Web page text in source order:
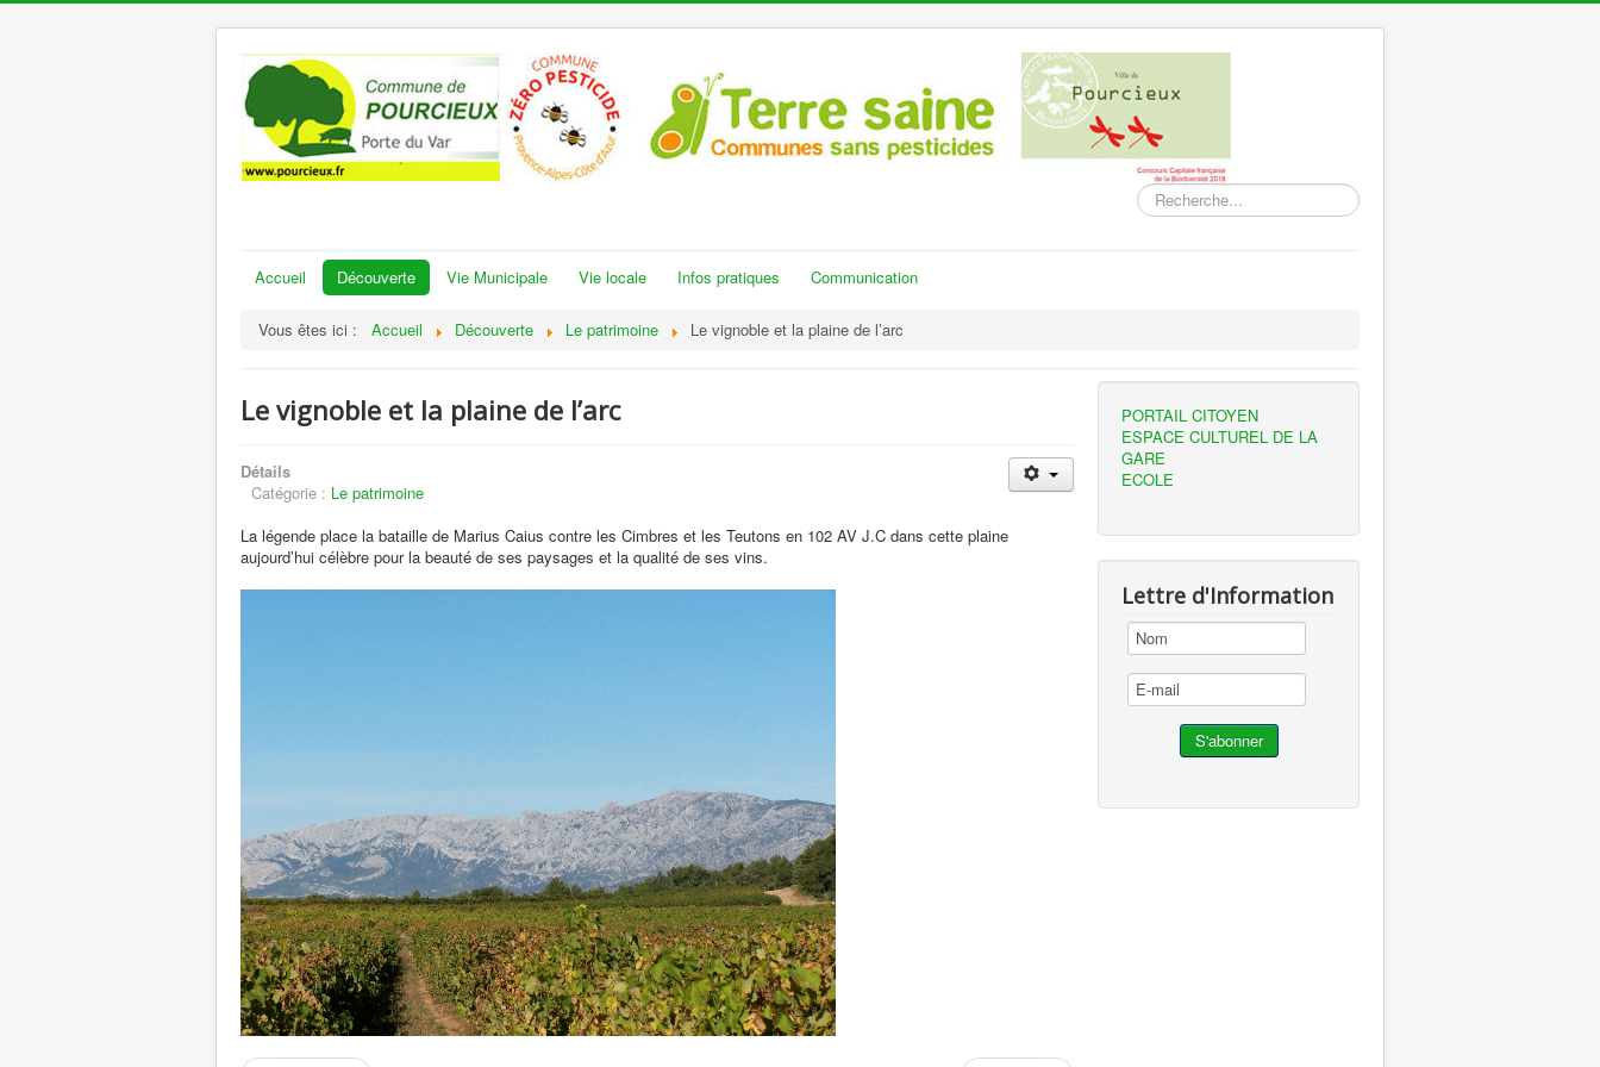
Rechercher
Accueil Découverte Vie Municipale Vie locale Infos pratiques Communication
Vous êtes ici : Accueil Découverte Le patrimoine Le vignoble et la plaine de l’arc
Le vignoble et la plaine de l’arc
Détails
Catégorie : Le patrimoine
La légende place la bataille de Marius Caius contre les Cimbres et les Teutons en 102 AV J.C dans cette plaine
aujourd’hui célèbre pour la beauté de ses paysages et la qualité de ses vins.
PORTAIL CITOYEN
ESPACE CULTUREL DE LA
GARE
ECOLE
Lettre d'Information